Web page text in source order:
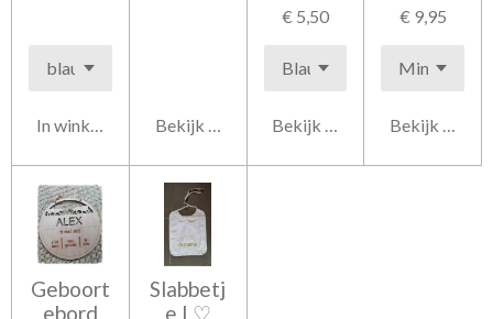
In winkelwagen Bekijk details
€ 5,50
Bekijk details
€ 9,95
Bekijk details
Geboort
ebord
Slabbetj
e I ♡